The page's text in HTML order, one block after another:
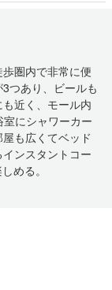
圏内で非常に便
つあり、ビールも
近く、モール内
にシャワーカー
も広くてベッド
ンスタントコー
める。